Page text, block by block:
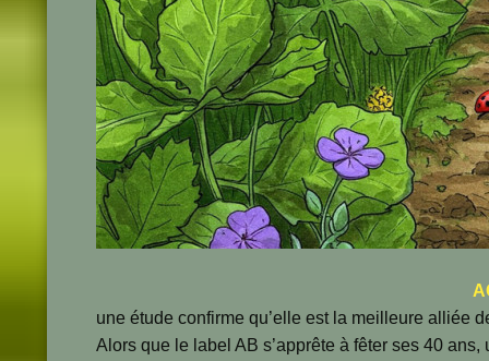
une étude confirme qu’elle est la meilleure alliée
Alors que le label AB s’apprête à fêter ses 40